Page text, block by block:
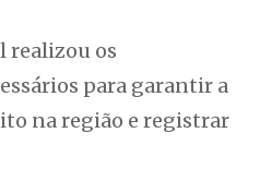
realizou os
para garantir a
na região e registrar